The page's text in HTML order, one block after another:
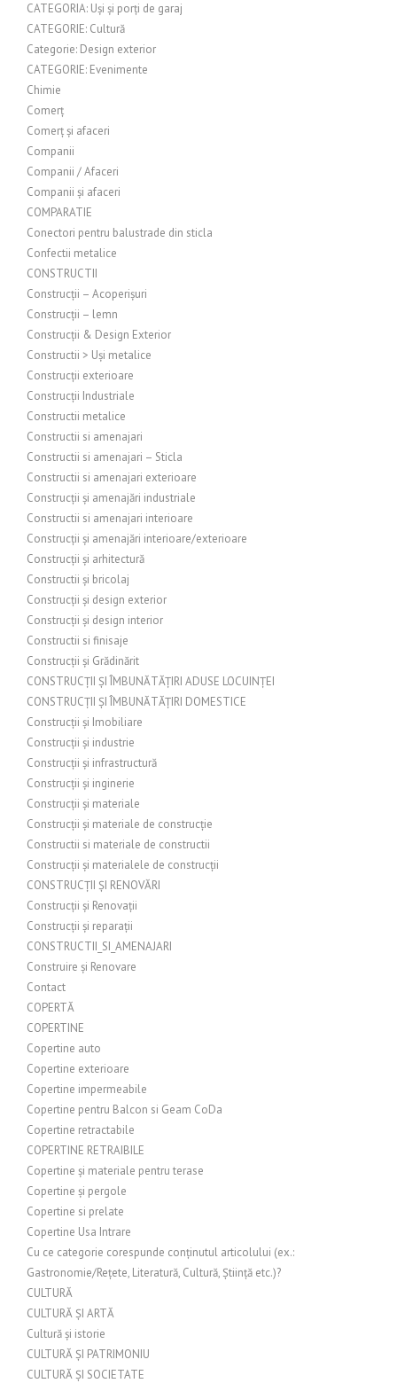
CATEGORIA: Uși și porți de garaj
CATEGORIE: Cultură
Categorie: Design exterior
CATEGORIE: Evenimente
Chimie
Comerț
Comerț și afaceri
Companii
Companii / Afaceri
Companii și afaceri
COMPARATIE
Conectori pentru balustrade din sticla
Confectii metalice
CONSTRUCTII
Construcții – Acoperișuri
Construcții – lemn
Construcții & Design Exterior
Constructii > Uși metalice
Construcții exterioare
Construcții Industriale
Constructii metalice
Constructii si amenajari
Constructii si amenajari – Sticla
Constructii si amenajari exterioare
Construcții și amenajări industriale
Constructii si amenajari interioare
Construcții și amenajări interioare/exterioare
Construcții și arhitectură
Constructii și bricolaj
Construcții și design exterior
Construcții și design interior
Constructii si finisaje
Construcții și Grădinărit
CONSTRUCȚII ȘI ÎMBUNĂTĂȚIRI ADUSE LOCUINȚEI
CONSTRUCȚII ȘI ÎMBUNĂTĂȚIRI DOMESTICE
Construcții și Imobiliare
Construcții și industrie
Construcții și infrastructură
Construcții și inginerie
Construcții și materiale
Construcții și materiale de construcție
Constructii si materiale de constructii
Construcții și materialele de construcții
CONSTRUCȚII ȘI RENOVĂRI
Construcții și Renovații
Construcții și reparații
CONSTRUCTII_SI_AMENAJARI
Construire și Renovare
Contact
COPERTĂ
COPERTINE
Copertine auto
Copertine exterioare
Copertine impermeabile
Copertine pentru Balcon si Geam CoDa
Copertine retractabile
COPERTINE RETRAIBILE
Copertine și materiale pentru terase
Copertine și pergole
Copertine si prelate
Copertine Usa Intrare
Cu ce categorie corespunde conținutul articolului (ex.:
Gastronomie/Rețete, Literatură, Cultură, Știință etc.)?
CULTURĂ
CULTURĂ ȘI ARTĂ
Cultură și istorie
CULTURĂ ȘI PATRIMONIU
CULTURĂ ȘI SOCIETATE